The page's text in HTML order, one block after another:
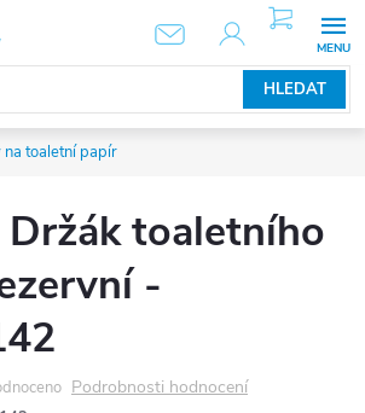
HLEDAT
NÁKUPNÍ
KOŠÍK
toaletní papír
Držák toaletního
-
Podrobnosti hodnocení